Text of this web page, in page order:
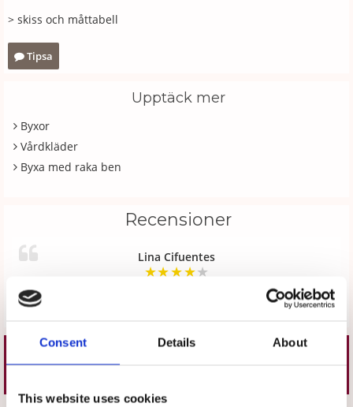
Consent Details About
This website uses cookies
> skiss och måttabell
Tipsa
Upptäck mer
Byxor
Vårdkläder
Byxa med raka ben
Recensioner
Lina Cifuentes
★★★★★
Liknande produkter